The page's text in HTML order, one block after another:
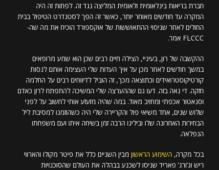
חברת בריאות בינלאומית ולאומית המליצה נגד זה. לפחות זה היה
המקרה עד חודשים מאוחר יותר, כאשר זה הפך לסטנדרט הטיפול בבית
החולים לאחר שניסוי ההתאוששות של אוקספורד הוכיח את מה שה-
FLCCC אמר.
ההקשבה של רון, בעיניי, הצילה חיים רבים שכן הוא שמע מרופאים
במשך חודשים לאחר מכן על איך העדות שלי העצימה אותם לנסות
קורטיקוסטרואידים וכתוצאה מכך, זה הוביל לדיווחים רבים על החלמה
חזקה. די גאה בזה. דעו גם שההערצה שלי המשיכה להתפתח לרון כאדם
וסנאטור אכפתי ומחויב מאוד. במה שהיה מזעזע אותי לחשוב על לפני
שלוש שנים, אחד משיאי פול והקריירה שלי היה כשהוזמנו למסיבת ליל
הבחירות האחרונה שלו ובילינו הרבה זמן בשיחה איתו ועם משפחתו
הנפלאה.
בכל מקרה, השימוע הראשון מבין השניים כלל את פיטר מקולו והארווי
ריש וג’ורג’ פאריד שניסו לשכנע בבהלה את העולם שהסוכנויות